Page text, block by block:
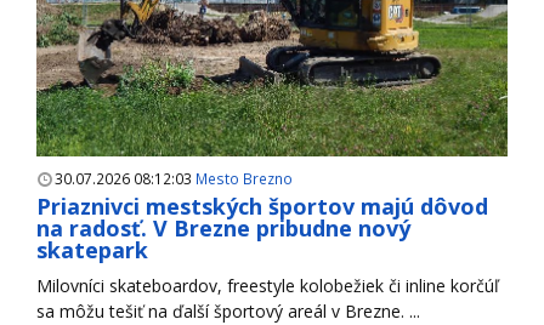
30.07.2026 08:12:03 Mesto Brezno
Priaznivci mestských športov majú dôvod
na radosť. V Brezne pribudne nový
skatepark
Milovníci skateboardov, freestyle kolobežiek či inline korčúľ
sa môžu tešiť na ďalší športový areál v Brezne. ...